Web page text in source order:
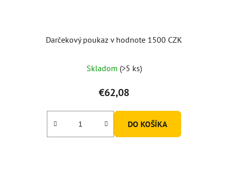
Darčekový poukaz v hodnote 1500 CZK
Skladom (>5 ks)
€62,08
DO KOŠÍKA